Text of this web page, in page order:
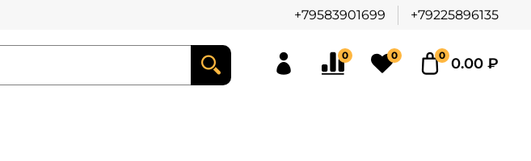
+79583901699 +79225896135
0 0 0 0.00 ₽